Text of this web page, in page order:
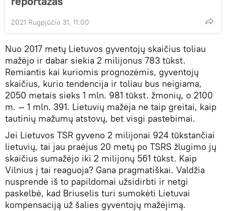
2021 Rugpjūčio 31, 11:00
Nuo 2017 metų Lietuvos gyventojų skaičius toliau
mažėjo ir dabar siekia 2 milijonus 783 tūkst.
Remiantis kai kuriomis prognozėmis, gyventojų
skaičius, kurio tendencija ir toliau bus neigiama,
2050 metais sieks 1 mln. 981 tūkst. žmonių, o 2100
m. — 1 mln. 391. Lietuvių mažėja ne taip greitai, kaip
tautinių mažumų atstovų, bet visgi pastebimai.
Jei Lietuvos TSR gyveno 2 milijonai 924 tūkstančiai
lietuvių, tai jau praėjus 20 metų po TSRS žlugimo jų
skaičius sumažėjo iki 2 milijonų 561 tūkst. Kaip
Vilnius į tai reaguoja? Gana pragmatiškai. Valdžia
nusprendė iš to papildomai užsidirbti ir netgi
paskelbė, kad Briuselis turi sumokėti Lietuvai
kompensaciją už šalies gyventojų mažėjimą.